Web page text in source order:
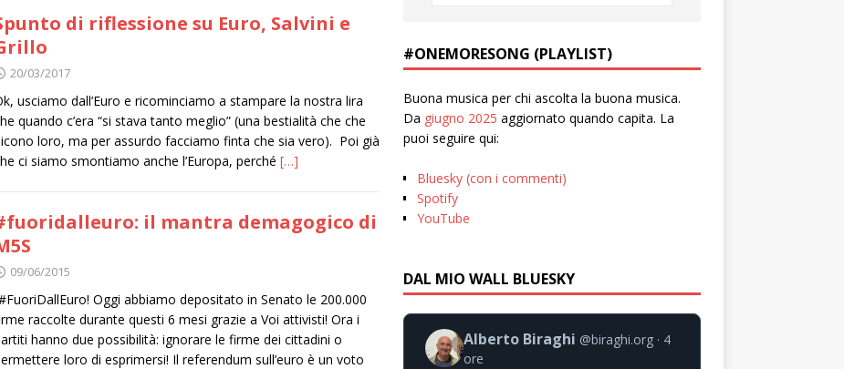
di riflessione su Euro, Salvini e
20/03/2017
usciamo dall’Euro e ricominciamo a stampare la nostra lira
quando c’era “si stava tanto meglio” (una bestialità che che
loro, ma per assurdo facciamo finta che sia vero). Poi già
ci siamo smontiamo anche l’Europa, perché […]
il mantra demagogico di
09/06/2015
Oggi abbiamo depositato in Senato le 200.000
raccolte durante questi 6 mesi grazie a Voi attivisti! Ora i
hanno due possibilità: ignorare le firme dei cittadini o
loro di esprimersi! Il referendum sull’euro è un voto
#ONEMORESONG (PLAYLIST)
Buona musica per chi ascolta la buona musica.
Da giugno 2025 aggiornato quando capita. La
puoi seguire qui:
Bluesky (con i commenti)
Spotify
YouTube
DAL MIO WALL BLUESKY
Alberto Biraghi @biraghi.org
4
ore